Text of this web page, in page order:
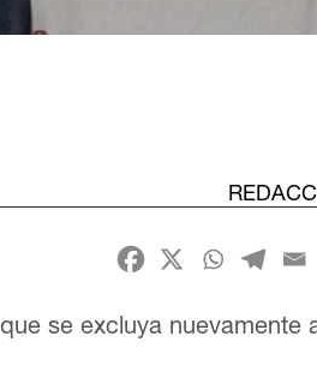
se excluya nuevamente